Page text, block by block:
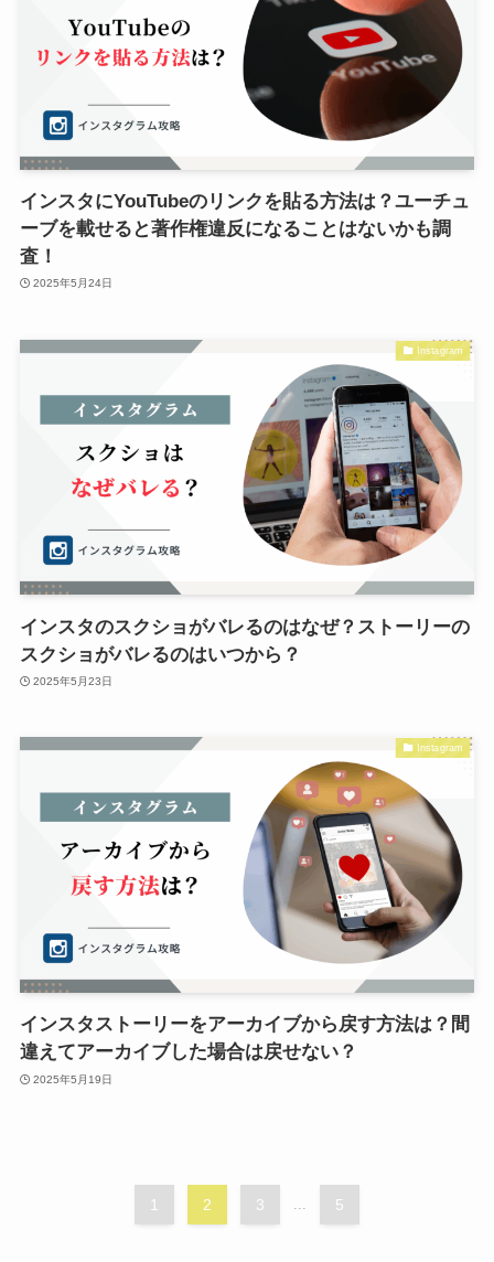
インスタにYouTubeのリンクを貼る方法は？ユーチュ
ーブを載せると著作権違反になることはないかも調
査！
2025年5月24日
Instagram
インスタのスクショがバレるのはなぜ？ストーリーの
スクショがバレるのはいつから？
2025年5月23日
Instagram
インスタストーリーをアーカイブから戻す方法は？間
違えてアーカイブした場合は戻せない？
2025年5月19日
1 2 3 ... 5